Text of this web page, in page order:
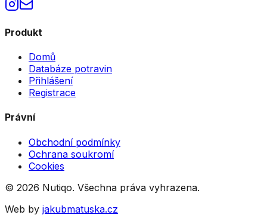
Produkt
Domů
Databáze potravin
Přihlášení
Registrace
Právní
Obchodní podmínky
Ochrana soukromí
Cookies
© 2026 Nutiqo. Všechna práva vyhrazena.
Web by jakubmatuska.cz